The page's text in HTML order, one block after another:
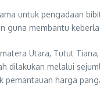
untuk pengadaan
guna membantu
Utara, Tutut
dilakukan melalui
pemantauan harga